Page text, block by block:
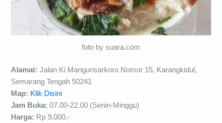
foto by suara.com
Alamat: Jalan Ki Mangunsarkoro Nomor 15, Karangkidul,
Semarang Tengah 50241
Map: Klik Disini
Jam Buka: 07.00-22.00 (Senin-Minggu)
Harga: Rp 9.000,-